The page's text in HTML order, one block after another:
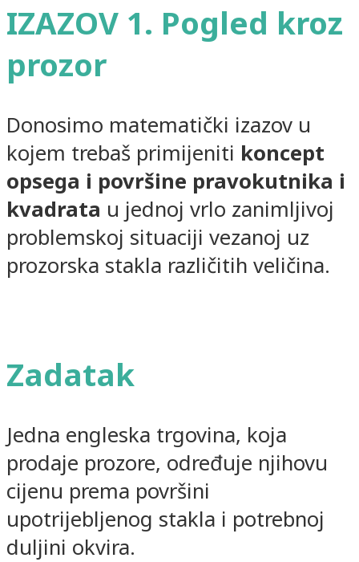
IZAZOV 1. Pogled kroz
prozor
Donosimo matematički izazov u
kojem trebaš primijeniti koncept
opsega i površine pravokutnika i
kvadrata u jednoj vrlo zanimljivoj
problemskoj situaciji vezanoj uz
prozorska stakla različitih veličina.
Zadatak
Jedna engleska trgovina, koja
prodaje prozore, određuje njihovu
cijenu prema površini
upotrijebljenog stakla i potrebnoj
duljini okvira.